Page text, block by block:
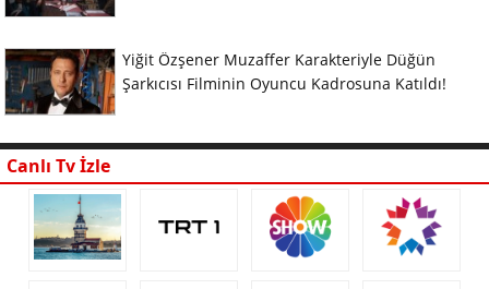
Yiğit Özşener Muzaffer Karakteriyle Düğün
Şarkıcısı Filminin Oyuncu Kadrosuna Katıldı!
Canlı Tv İzle